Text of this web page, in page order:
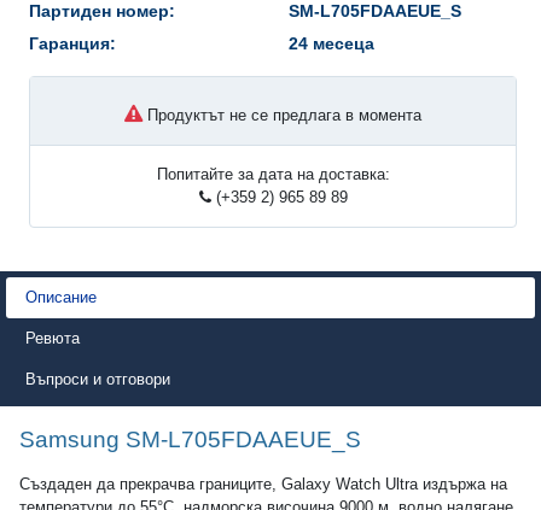
Партиден номер:
SM-L705FDAAEUE_S
Гаранция:
24 месеца
Продуктът не се предлага в момента
Попитайте за дата на доставка:
(+359 2) 965 89 89
Описание
Ревюта
Въпроси и отговори
Samsung SM-L705FDAAEUE_S
Създаден да прекрачва границите, Galaxy Watch Ultra издържа на